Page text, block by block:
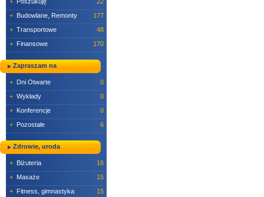
+ Budowlane, Remonty
177
+ Transportowe
48
+ Finansowe 170
Zapraszam na
+ Dni Otwarte
0
+ Wykłady
0
+ Konferencje
0
+ Pozostałe 6
Zdrowie, uroda
+ Biżuteria
16
+ Masaże
15
+ Fitness, gimnastyka
15